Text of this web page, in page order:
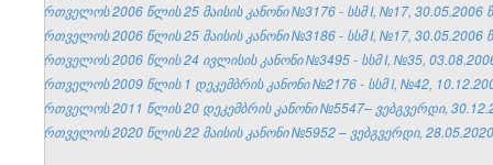
საქართველოს 2006 წლის 25 მაისის კანონი №3176 - სსმ I, №17, 30.05.2006
საქართველოს 2006 წლის 25 მაისის კანონი №3186 - სსმ I, №17, 30.05.2006
საქართველოს 2006 წლის 24 ივლისის კანონი №3495 - სსმ I, №35,
საქართველოს 2009 წლის 1 დეკემბრის კანონი №2176 - სსმ I, №42,
საქართველოს 2011 წლის 20 დეკემბრის კანონი №5547– ვებგვერდი,
საქართველოს 2020 წლის 22 მაისის კანონი №5952 – ვებგვერდი,